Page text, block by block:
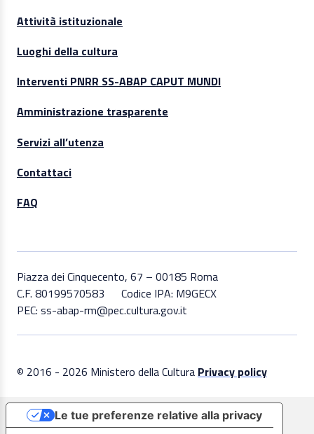
Attività istituzionale
Luoghi della cultura
Interventi PNRR SS-ABAP CAPUT MUNDI
Amministrazione trasparente
Servizi all’utenza
Contattaci
FAQ
Piazza dei Cinquecento, 67 – 00185 Roma
C.F. 80199570583
Codice IPA: M9GECX
PEC: ss-abap-rm@pec.cultura.gov.it
© 2016 - 2026 Ministero della Cultura Privacy policy
Le tue preferenze relative alla privacy